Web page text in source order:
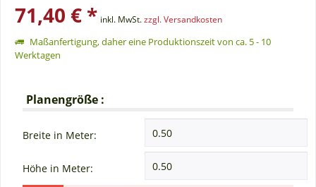
71,40 € * inkl. MwSt.zzgl. Versandkosten
Maßanfertigung, daher eine Produktionszeit von ca. 5 - 10
Werktagen
Planengröße :
Breite in Meter:
Höhe in Meter: